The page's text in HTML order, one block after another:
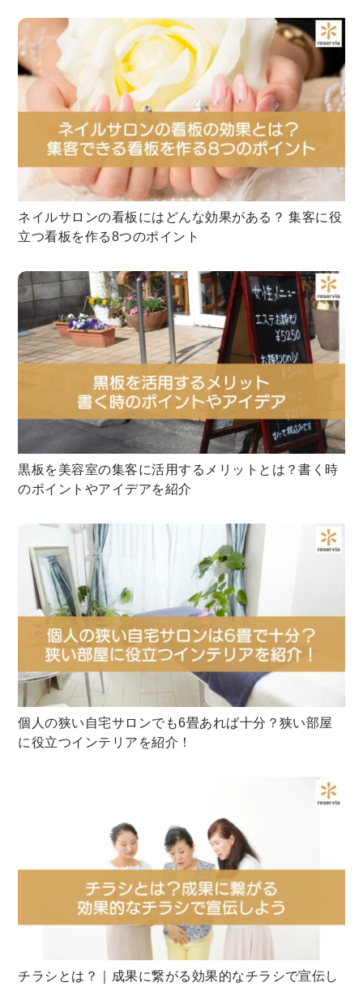
ネイルサロンの看板にはどんな効果がある？ 集客に役
立つ看板を作る8つのポイント
黒板を美容室の集客に活用するメリットとは？書く時
のポイントやアイデアを紹介
個人の狭い自宅サロンでも6畳あれば十分？狭い部屋
に役立つインテリアを紹介！
チラシとは？｜成果に繋がる効果的なチラシで宣伝し